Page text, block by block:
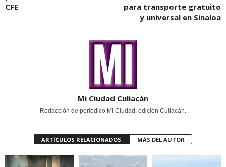
CFE
para transporte gratuito
y universal en Sinaloa
Mi Ciudad Culiacán
Redacción de periódico Mi Ciudad, edición Culiacán.
ARTÍCULOS RELACIONADOS MÁS DEL AUTOR